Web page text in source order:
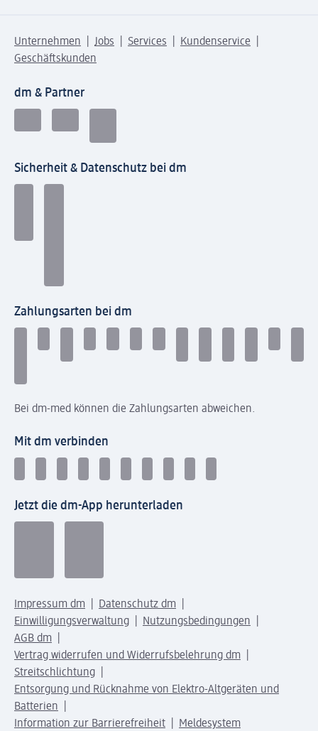
Unternehmen Jobs Services
Kundenservice
Geschäftskunden
dm & Partner
Sicherheit & Datenschutz bei dm
Zahlungsarten bei dm
Bei dm-med können die Zahlungsarten abweichen.
Mit dm verbinden
Jetzt die dm-App herunterladen
Impressum dm
Datenschutz dm
Einwilligungsverwaltung
Nutzungsbedingungen
AGB dm
Vertrag widerrufen und Widerrufsbelehrung dm
Streitschlichtung
Entsorgung und Rücknahme von Elektro-Altgeräten und
Batterien
Information zur Barrierefreiheit
Meldesystem